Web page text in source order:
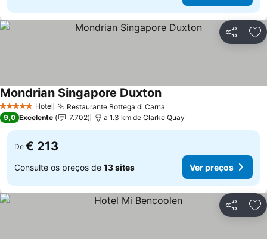
Partilhar
5 Estrelas Hotel Restaurante Bottega di Carna
Mondrian Singapore DuxtonVer preços
9,0 Excelente 7.702 a 1.3 km de Clarke Quay
De € 213
Consulte os preços de 13 sites Ver preços
Partilhar